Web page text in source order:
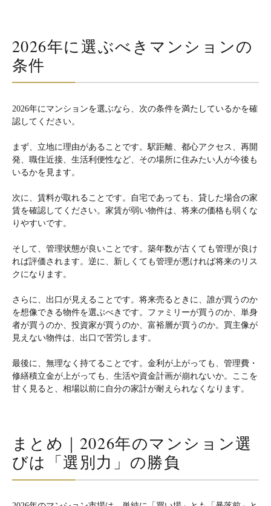
2026年に選ぶべきマンションの
条件
2026年にマンションを選ぶなら、次の条件を満たしているかを確
認してください。
まず、立地に理由があることです。駅距離、都心アクセス、再開
発、職住近接、生活利便性など、その場所に住みたい人が今後も
いるかを見ます。
次に、賃料が取れることです。自宅であっても、貸した場合の家
賃を確認してください。家賃が弱い物件は、将来の価格も弱くな
りやすいです。
そして、管理状態が良いことです。築年数が古くても管理が良け
れば評価されます。逆に、新しくても管理が悪ければ将来のリス
クになります。
さらに、出口が見えることです。将来売るときに、誰が買うのか
を想像できる物件を選ぶべきです。ファミリーが買うのか、単身
者が買うのか、投資家が買うのか、富裕層が買うのか。買主像が
見えない物件は、出口で苦労します。
最後に、無理なく持てることです。金利が上がっても、管理費・
修繕積立金が上がっても、生活や資金計画が崩れないか。ここを
甘く見ると、相場以前に自分の家計が耐えられなくなります。
まとめ｜2026年のマンション選
びは「選別力」の勝負